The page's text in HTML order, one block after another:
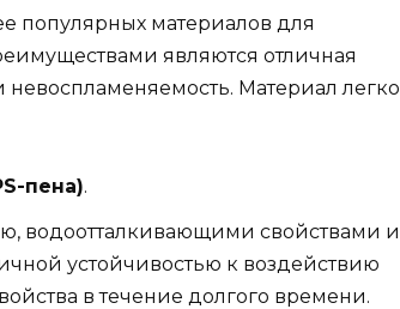
популярных материалов для
являются отличная
невоспламеняемость. Материал легко
пена).
водоотталкивающими свойствами и
устойчивостью к воздействию
в течение долгого времени.